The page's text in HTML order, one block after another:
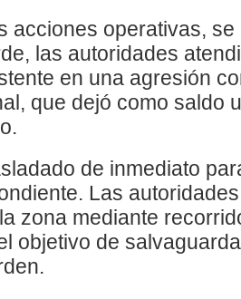
acciones operativas,
las autoridades
en una agresión
que dejó como saldo
de inmediato
Las
zona mediante
objetivo de